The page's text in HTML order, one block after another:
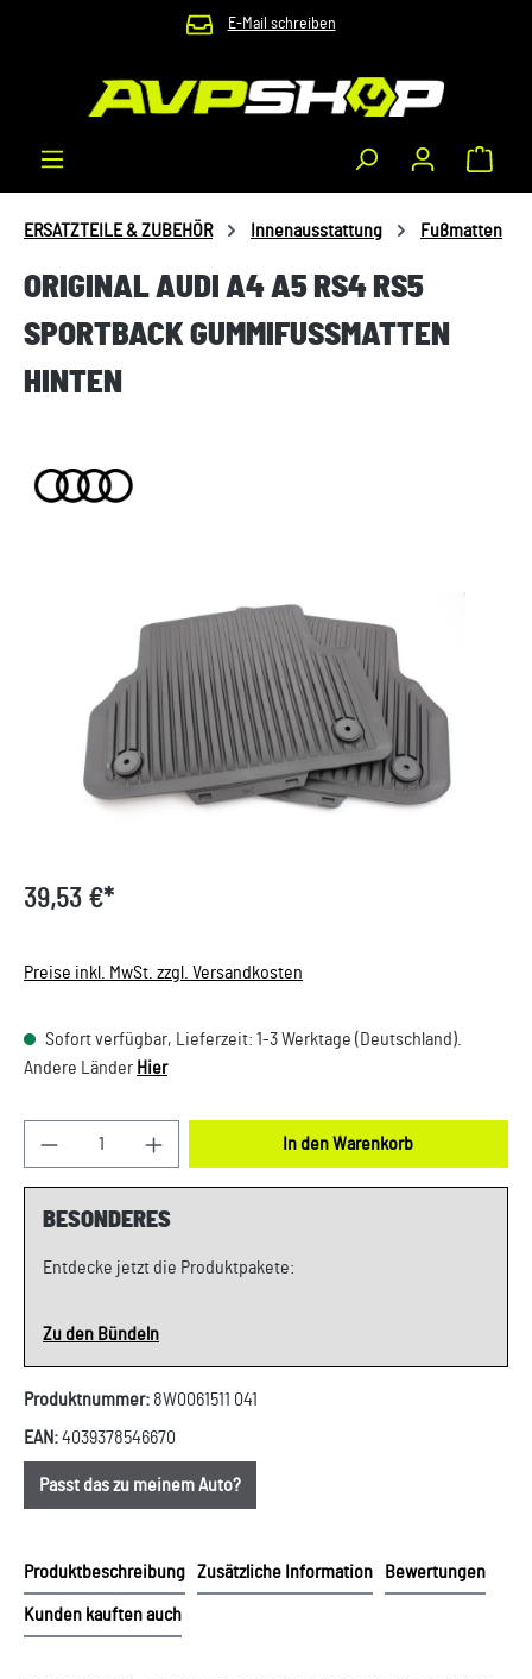
Zum Hauptinhalt springen E-Mail schreiben
ERSATZTEILE & ZUBEHÖR Innenausstattung Fußmatten
ORIGINAL AUDI A4 A5 RS4 RS5
SPORTBACK GUMMIFUSSMATTEN H
INTEN
39,53 €*
Preise inkl. MwSt. zzgl. Versandkosten
Sofort verfügbar, Lieferzeit: 1-3 Werktage (Deutschland).
Andere Länder Hier
Produkt Anzahl: Gib den gewünschten Wert ein
In den Warenkorb
BESONDERES
Entdecke jetzt die Produktpakete:
Zu den Bündeln
Produktnummer: 8W0061511 041
EAN:4039378546670
Passt das zu meinem Auto?
Produktbeschreibung Zusätzliche Information Bewertungen
Kunden kauften auch